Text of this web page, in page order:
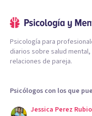
Psicología para
diarios sobre salud
relaciones de pareja.
Psicólogos con los que
Jessica Perez Rubio